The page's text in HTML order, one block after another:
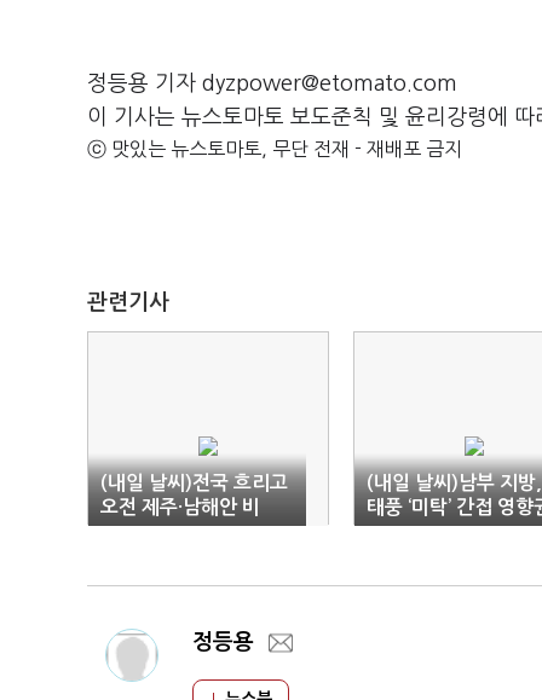
정등용 기자 dyzpower@etomato.com
이 기사는 뉴스토마토 보도준칙 및 윤리강령에
ⓒ 맛있는 뉴스토마토, 무단 전재 - 재배포 금지
관련기사
(내일 날씨)전국 흐리고
오전 제주·남해안 비
(내일 날씨)남부 지방,
태풍 ‘미탁’ 간접 영향
정등용